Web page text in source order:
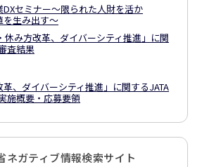
DXセミナー～限られた人財を活か
を生み出す～
休み方改革、ダイバーシティ推進」に関
査結果
革、ダイバーシティ推進」に関するJATA
施概要・応募要領
ネガティブ情報検索サイト